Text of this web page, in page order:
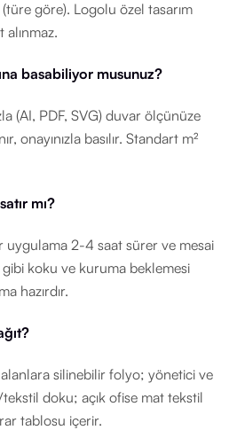
göre). Logolu özel tasarım
alınmaz.
basabiliyor musunuz?
(AI, PDF, SVG) duvar ölçünüze
onayınızla basılır. Standart m²
mı?
uygulama 2-4 saat sürer ve mesai
gibi koku ve kuruma beklemesi
hazırdır.
silinebilir folyo; yönetici ve
doku; açık ofise mat tekstil
tablosu içerir.